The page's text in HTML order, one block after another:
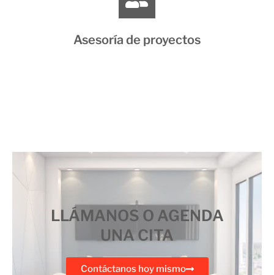
Asesoría de proyectos
LLÁMANOS O AGENDA
UNA CITA
Contáctanos hoy mismo